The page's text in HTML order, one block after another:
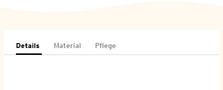
Details Material Pflege